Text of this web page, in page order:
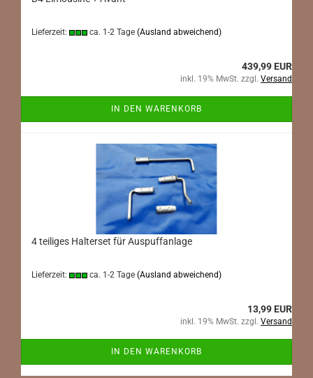
Lieferzeit: ca. 1-2 Tage (Ausland abweichend)
439,99 EUR
inkl. 19% MwSt. zzgl. Versand
IN DEN WARENKORB
4 teiliges Halterset für Auspuffanlage
Lieferzeit: ca. 1-2 Tage (Ausland abweichend)
13,99 EUR
inkl. 19% MwSt. zzgl. Versand
IN DEN WARENKORB